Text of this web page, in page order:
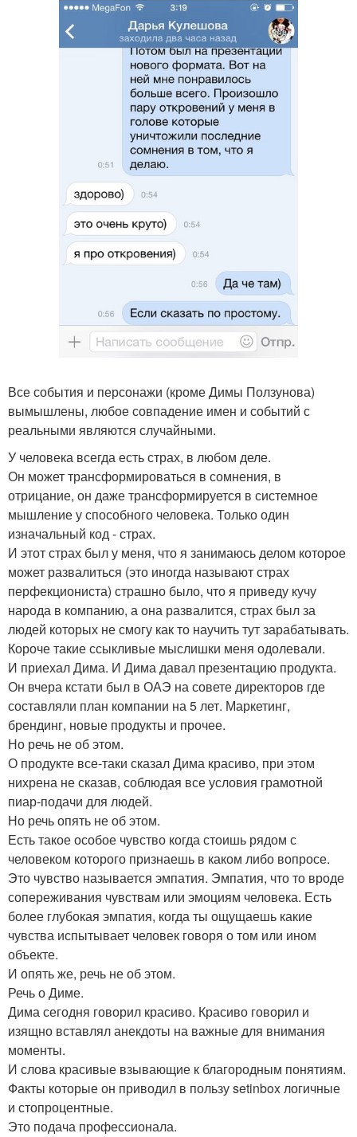
Все события и персонажи (кроме Димы Ползунова)
вымышлены, любое совпадение имен и событий с
реальными являются случайными.
У человека всегда есть страх, в любом деле.
Он может трансформироваться в сомнения, в
отрицание, он даже трансформируется в системное
мышление у способного человека. Только один
изначальный код - страх.
И этот страх был у меня, что я занимаюсь делом которое
может развалиться (это иногда называют страх
перфекциониста) страшно было, что я приведу кучу
народа в компанию, а она развалится, страх был за
людей которых не смогу как то научить тут зарабатывать.
Короче такие ссыкливые мыслишки меня одолевали.
И приехал Дима. И Дима давал презентацию продукта.
Он вчера кстати был в ОАЭ на совете директоров где
составляли план компании на 5 лет. Маркетинг,
брендинг, новые продукты и прочее.
Но речь не об этом.
О продукте все-таки сказал Дима красиво, при этом
нихрена не сказав, соблюдая все условия грамотной
пиар-подачи для людей.
Но речь опять не об этом.
Есть такое особое чувство когда стоишь рядом с
человеком которого признаешь в каком либо вопросе.
Это чувство называется эмпатия. Эмпатия, что то вроде
сопереживания чувствам или эмоциям человека. Есть
более глубокая эмпатия, когда ты ощущаешь какие
чувства испытывает человек говоря о том или ином
объекте.
И опять же, речь не об этом.
Речь о Диме.
Дима сегодня говорил красиво. Красиво говорил и
изящно вставлял анекдоты на важные для внимания
моменты.
И слова красивые взывающие к благородным понятиям.
Факты которые он приводил в пользу setinbox логичные
и стопроцентные.
Это подача профессионала.